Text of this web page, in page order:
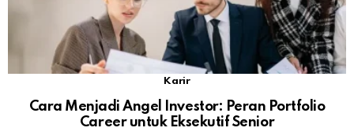
Karir
Cara Menjadi Angel Investor: Peran Portfolio
Career untuk Eksekutif Senior